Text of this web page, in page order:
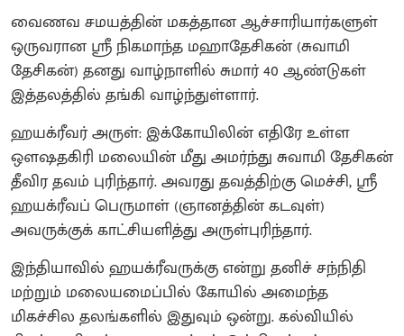
வைணவ சமயத்தின் மகத்தான ஆச்சாரியார்களுள்
ஒருவரான ஸ்ரீ நிகமாந்த மஹாதேசிகன் (சுவாமி
தேசிகன்) தனது வாழ்நாளில் சுமார் 40 ஆண்டுகள்
இத்தலத்தில் தங்கி வாழ்ந்துள்ளார்.
ஹயக்ரீவர் அருள்: இக்கோயிலின் எதிரே உள்ள
ஔஷதகிரி மலையின் மீது அமர்ந்து சுவாமி தேசிகன்
தீவிர தவம் புரிந்தார். அவரது தவத்திற்கு மெச்சி, ஸ்ரீ
ஹயக்ரீவப் பெருமாள் (ஞானத்தின் கடவுள்)
அவருக்குக் காட்சியளித்து அருள்புரிந்தார்.
இந்தியாவில் ஹயக்ரீவருக்கு என்று தனிச் சந்நிதி
மற்றும் மலையமைப்பில் கோயில் அமைந்த
மிகச்சில தலங்களில் இதுவும் ஒன்று. கல்வியில்